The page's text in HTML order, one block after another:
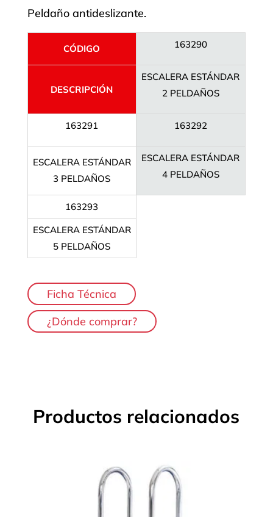
Peldaño antideslizante.
CÓDIGO 163290
DESCRIPCIÓN
ESCALERA ESTÁNDAR
2 PELDAÑOS
163291 163292
ESCALERA ESTÁNDAR
3 PELDAÑOS
ESCALERA ESTÁNDAR
4 PELDAÑOS
163293
ESCALERA ESTÁNDAR
5 PELDAÑOS
Ficha Técnica
¿Dónde comprar?
Productos relacionados